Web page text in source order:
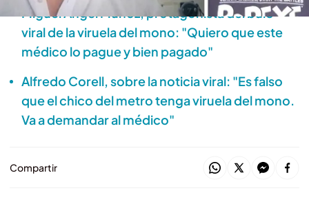
Miguel Ángel Muñoz, protagonista del bulo
viral de la viruela del mono: "Quiero que este
médico lo pague y bien pagado"
Alfredo Corell, sobre la noticia viral: "Es falso
que el chico del metro tenga viruela del mono.
Va a demandar al médico"
Compartir